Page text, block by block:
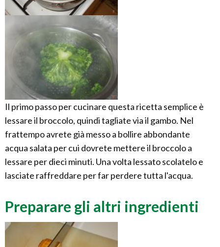
Il primo passo per cucinare questa ricetta semplice è
lessare il broccolo, quindi tagliate via il gambo. Nel
frattempo avrete già messo a bollire abbondante
acqua salata per cui dovrete mettere il broccolo a
lessare per dieci minuti. Una volta lessato scolatelo e
lasciate raffreddare per far perdere tutta l'acqua.
Preparare gli altri ingredienti